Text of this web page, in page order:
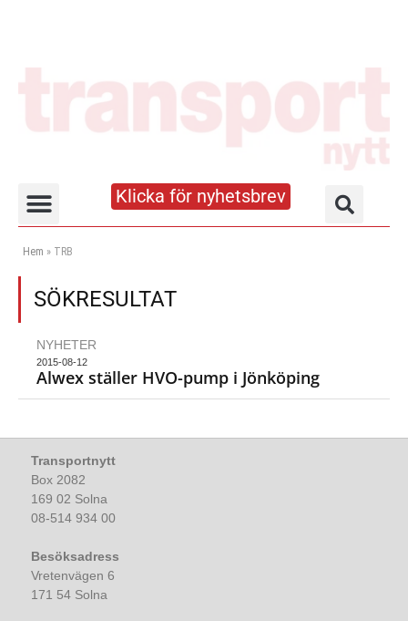
Klicka för nyhetsbrev
Hem » TRB
SÖKRESULTAT
NYHETER
2015-08-12
Alwex ställer HVO-pump i Jönköping
Transportnytt
Box 2082
169 02 Solna
08-514 934 00
Besöksadress
Vretenvägen 6
171 54 Solna